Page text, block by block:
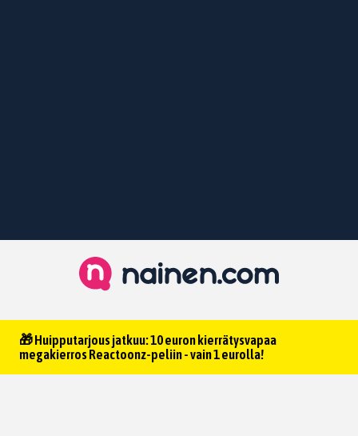
🎁 Huipputarjous jatkuu: 10 euron kierrätysvapaa
megakierros Reactoonz-peliin - vain 1 eurolla!